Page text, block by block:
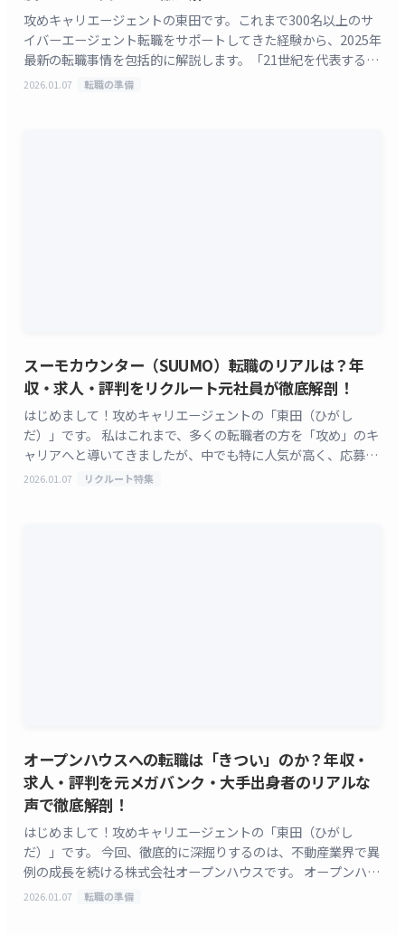
攻めキャリエージェントの東田です。これまで300名以上のサ
イバーエージェント転職をサポートしてきた経験から、2025年
最新の転職事情を包括的に解説します。「21世紀を代表する会
社を創る」をビジョンに掲げる株式会社サイバー [&hellip;]
2026.01.07 転職の準備
スーモカウンター（SUUMO）転職のリアルは？年
収・求人・評判をリクルート元社員が徹底解剖！
はじめまして！攻めキャリエージェントの「東田（ひがし
だ）」です。 私はこれまで、多くの転職者の方を「攻め」のキ
ャリアへと導いてきましたが、中でも特に人気が高く、応募者
からの質問が多いのが、株式会社リクルートが運営するスー
2026.01.07 リクルート特集
オープンハウスへの転職は「きつい」のか？年収・
求人・評判を元メガバンク・大手出身者のリアルな
声で徹底解剖！
はじめまして！攻めキャリエージェントの「東田（ひがし
だ）」です。 今回、徹底的に深掘りするのは、不動産業界で異
例の成長を続ける株式会社オープンハウスです。 オープンハウ
スへの転職やオープンハウスの評判で検索しているあなた
2026.01.07 転職の準備